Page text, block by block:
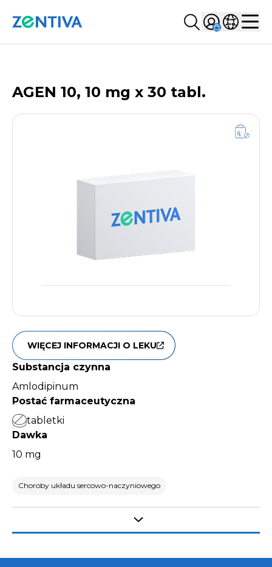
Szukaj...
Sign inWybierz
AGEN 10, 10 mg x 30 tabl.
WIĘCEJ INFORMACJI O LEKU
Substancja czynna
Amlodipinum
Postać farmaceutyczna
tabletki
Dawka
10 mg
Choroby układu sercowo-naczyniowego